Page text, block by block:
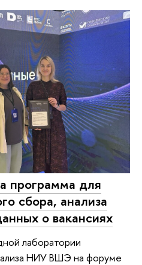
программа для
сбора, анализа
о вакансиях
лаборатории
НИУ ВШЭ на форуме